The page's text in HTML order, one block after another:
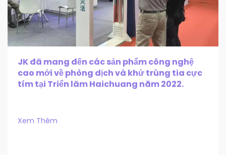
JK đã mang đến các sản phẩm công nghệ
cao mới về phòng dịch và khử trùng tia cực
tím tại Triển lãm Haichuang năm 2022.
Xem Thêm